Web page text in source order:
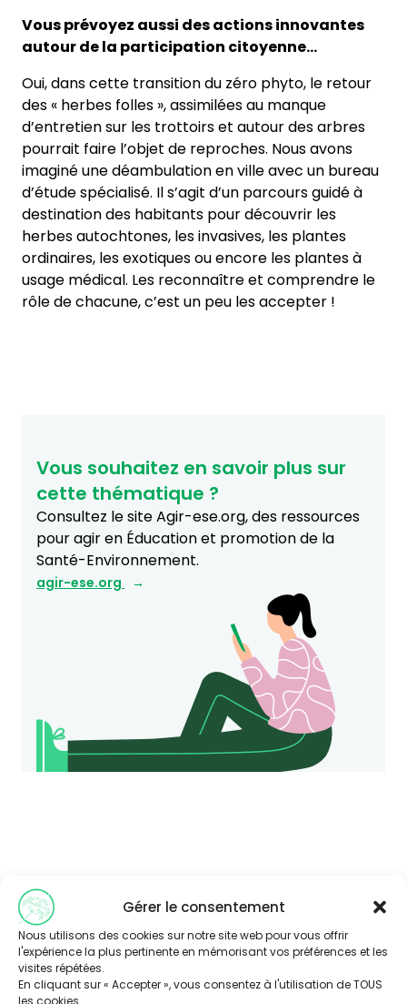
Gérer le consentement
Nous utilisons des cookies sur notre site web pour vous offrir
l'expérience la plus pertinente en mémorisant vos préférences et les
visites répétées.
En cliquant sur « Accepter », vous consentez à l'utilisation de TOUS
les cookies.
Vous prévoyez aussi des actions innovantes
autour de la participation citoyenne…
Oui, dans cette transition du zéro phyto, le retour
des « herbes folles », assimilées au manque
d’entretien sur les trottoirs et autour des arbres
pourrait faire l’objet de reproches. Nous avons
imaginé une déambulation en ville avec un bureau
d’étude spécialisé. Il s’agit d’un parcours guidé à
destination des habitants pour découvrir les
herbes autochtones, les invasives, les plantes
ordinaires, les exotiques ou encore les plantes à
usage médical. Les reconnaître et comprendre le
rôle de chacune, c’est un peu les accepter !
Vous souhaitez en savoir plus sur
cette thématique ?
Consultez le site Agir-ese.org, des ressources
pour agir en Éducation et promotion de la
Santé-Environnement.
agir-ese.org
Consultez nos articles
similaires